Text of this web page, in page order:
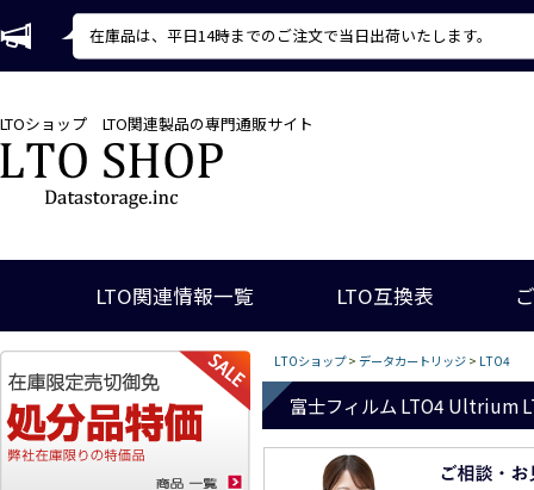
在庫品は、平日14時までのご注文で当日出荷いたします。
LTOショップ LTO関連製品の専門通販サイト
LTO関連情報一覧 LTO互換表
LTOショップ> データカートリッジ > LTO4
富士フィルム LTO4 Ultrium